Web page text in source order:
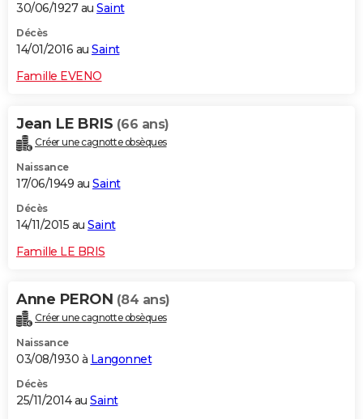
30/06/1927 au Saint
Décès
14/01/2016 au Saint
Famille EVENO
Jean LE BRIS (66 ans)
Créer une cagnotte obsèques
Naissance
17/06/1949 au Saint
Décès
14/11/2015 au Saint
Famille LE BRIS
Anne PERON (84 ans)
Créer une cagnotte obsèques
Naissance
03/08/1930 à Langonnet
Décès
25/11/2014 au Saint